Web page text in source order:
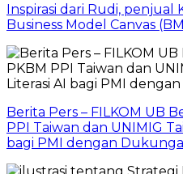
Inspirasi dari Rudi, penjual
Business Model Canvas
Berita Pers – FILKOM UB
PPI Taiwan dan UNIMIG
bagi PMI dengan